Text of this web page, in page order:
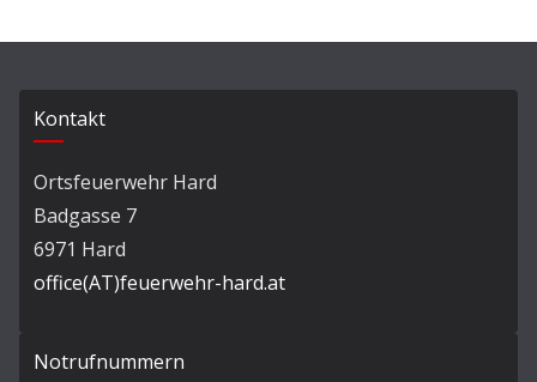
Kontakt
Ortsfeuerwehr Hard
Badgasse 7
6971 Hard
office(AT)feuerwehr-hard.at
Notrufnummern